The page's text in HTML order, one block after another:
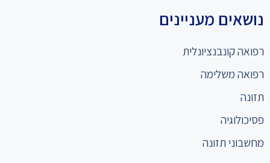
נושאים מעניינים
רפואה קונבנציונלית
רפואה משלימה
תזונה
פסיכולוגיה
מחשבוני תזונה